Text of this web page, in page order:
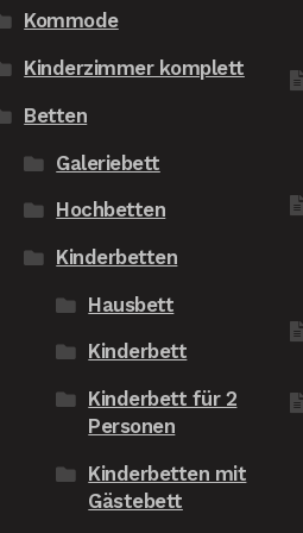
uns zu organisieren.FAZIT: Wir
würden sowohl das Bett als
auch den Shop unseren
Freunden weiterempfehlen!
Kommode
Kinderzimmer komplett
Betten
Galeriebett
Hochbetten
Kinderbetten
Hausbett
Kinderbett
Kinderbett für 2
Personen
Kinderbetten mit
Gästebett